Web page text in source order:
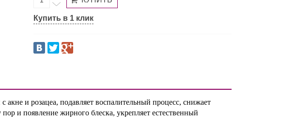
Купить в 1 клик
и розацеа, подавляет воспалительный процесс, снижает
и появление жирного блеска, укрепляет естественный